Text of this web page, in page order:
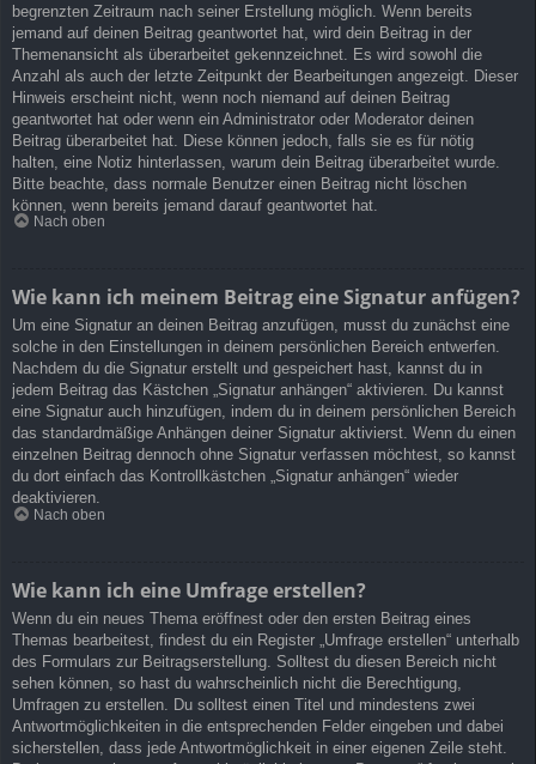
begrenzten Zeitraum nach seiner Erstellung möglich. Wenn bereits
jemand auf deinen Beitrag geantwortet hat, wird dein Beitrag in der
Themenansicht als überarbeitet gekennzeichnet. Es wird sowohl die
Anzahl als auch der letzte Zeitpunkt der Bearbeitungen angezeigt. Dieser
Hinweis erscheint nicht, wenn noch niemand auf deinen Beitrag
geantwortet hat oder wenn ein Administrator oder Moderator deinen
Beitrag überarbeitet hat. Diese können jedoch, falls sie es für nötig
halten, eine Notiz hinterlassen, warum dein Beitrag überarbeitet wurde.
Bitte beachte, dass normale Benutzer einen Beitrag nicht löschen
können, wenn bereits jemand darauf geantwortet hat.
Nach oben
Wie kann ich meinem Beitrag eine Signatur anfügen?
Um eine Signatur an deinen Beitrag anzufügen, musst du zunächst eine
solche in den Einstellungen in deinem persönlichen Bereich entwerfen.
Nachdem du die Signatur erstellt und gespeichert hast, kannst du in
jedem Beitrag das Kästchen „Signatur anhängen“ aktivieren. Du kannst
eine Signatur auch hinzufügen, indem du in deinem persönlichen Bereich
das standardmäßige Anhängen deiner Signatur aktivierst. Wenn du einen
einzelnen Beitrag dennoch ohne Signatur verfassen möchtest, so kannst
du dort einfach das Kontrollkästchen „Signatur anhängen“ wieder
deaktivieren.
Nach oben
Wie kann ich eine Umfrage erstellen?
Wenn du ein neues Thema eröffnest oder den ersten Beitrag eines
Themas bearbeitest, findest du ein Register „Umfrage erstellen“ unterhalb
des Formulars zur Beitragserstellung. Solltest du diesen Bereich nicht
sehen können, so hast du wahrscheinlich nicht die Berechtigung,
Umfragen zu erstellen. Du solltest einen Titel und mindestens zwei
Antwortmöglichkeiten in die entsprechenden Felder eingeben und dabei
sicherstellen, dass jede Antwortmöglichkeit in einer eigenen Zeile steht.